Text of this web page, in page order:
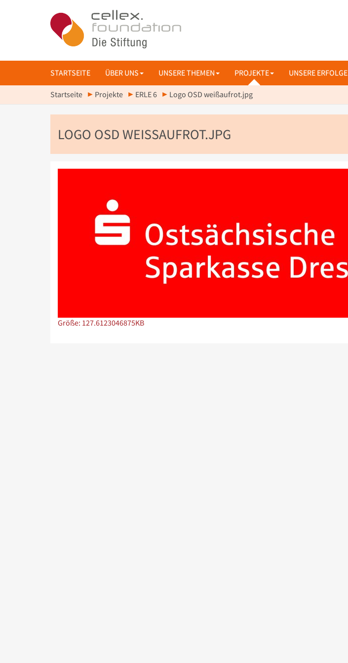
STARTSEITE ÜBER UNS UNSERE THEMEN PROJEKTE UNSERE ERFOLGE
Startseite Projekte ERLE 6 Logo OSD weißaufrot.jpg
LOGO OSD WEISSAUFROT.JPG
Zeige Bild in voller Größe…
Größe: 127.6123046875KB